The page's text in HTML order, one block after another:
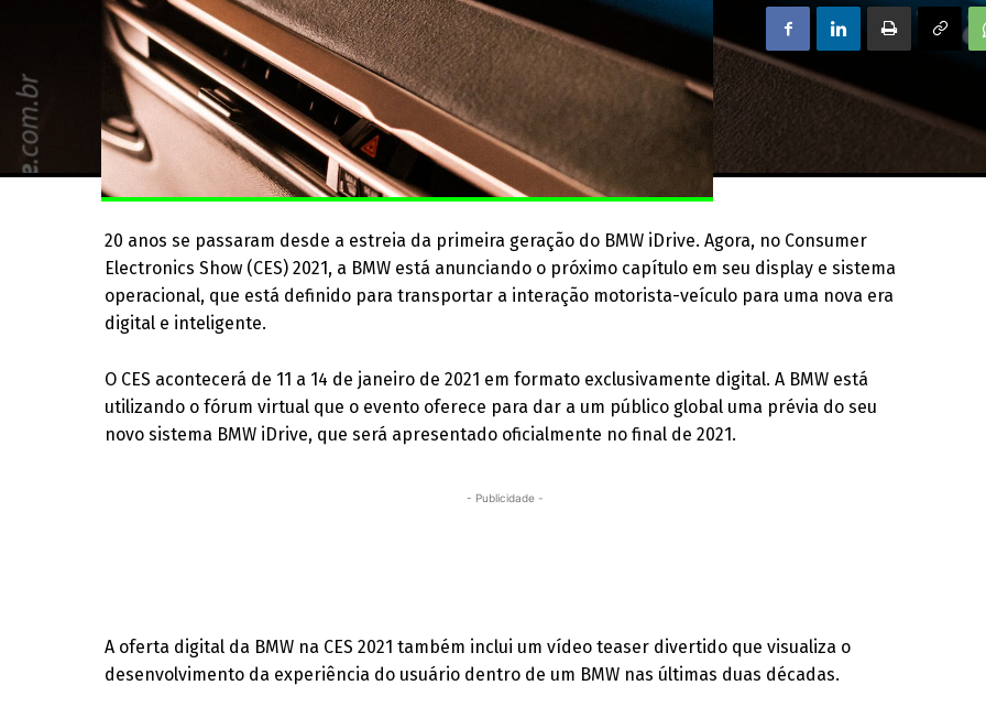
20 anos se passaram desde a estreia da primeira geração do BMW iDrive. Agora, no Consumer
Electronics Show (CES) 2021, a BMW está anunciando o próximo capítulo em seu display e sistema
operacional, que está definido para transportar a interação motorista-veículo para uma nova era
digital e inteligente.
O CES acontecerá de 11 a 14 de janeiro de 2021 em formato exclusivamente digital. A BMW está
utilizando o fórum virtual que o evento oferece para dar a um público global uma prévia do seu
novo sistema BMW iDrive, que será apresentado oficialmente no final de 2021.
- Publicidade -
A oferta digital da BMW na CES 2021 também inclui um vídeo teaser divertido que visualiza o
desenvolvimento da experiência do usuário dentro de um BMW nas últimas duas décadas.